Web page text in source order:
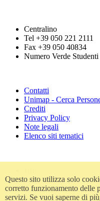
Centralino
Tel +39 050 221 2111
Fax +39 050 40834
Numero Verde
Contatti
Unimap - Cerca
Crediti
Privacy Policy
Note legali
Elenco siti tematici
Accessibilità
Amministrazione
Atti di notifica
Questo sito utilizza solo
corretto funzionamento delle
servizi. Se vuoi saperne di